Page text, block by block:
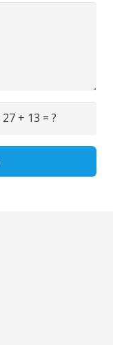
27 + 13 = ?